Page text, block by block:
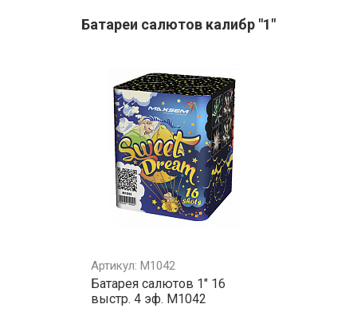
Батареи салютов калибр "1"
Артикул: M1042
Батарея салютов 1" 16
выстр. 4 эф. M1042